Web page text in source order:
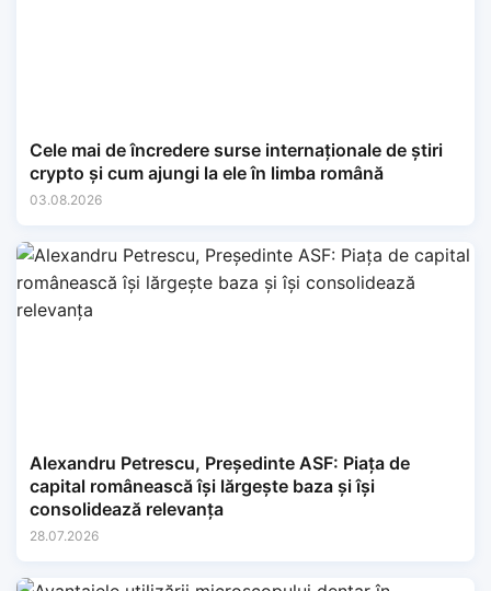
Cele mai de încredere surse internaționale de știri
crypto și cum ajungi la ele în limba română
03.08.2026
Alexandru Petrescu, Președinte ASF: Piața de
capital românească își lărgește baza și își
consolidează relevanța
28.07.2026